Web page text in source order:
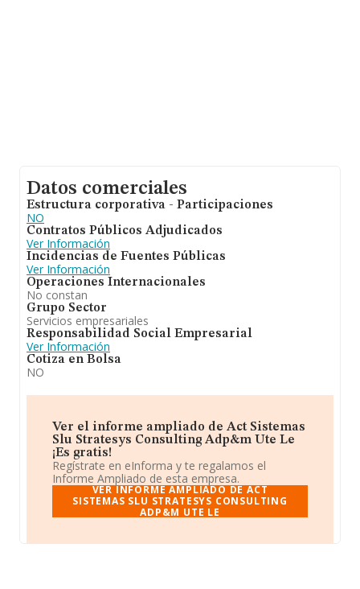
Datos comerciales
Estructura corporativa - Participaciones
NO
Contratos Públicos Adjudicados
Ver Información
Incidencias de Fuentes Públicas
Ver Información
Operaciones Internacionales
No constan
Grupo Sector
Servicios empresariales
Responsabilidad Social Empresarial
Ver Información
Cotiza en Bolsa
NO
Ver el informe ampliado de Act Sistemas
Slu Stratesys Consulting Adp&m Ute Le
¡Es gratis!
Regístrate en eInforma y te regalamos el
Informe Ampliado de esta empresa.
VER INFORME AMPLIADO DE ACT
SISTEMAS SLU STRATESYS CONSULTING
ADP&M UTE LE